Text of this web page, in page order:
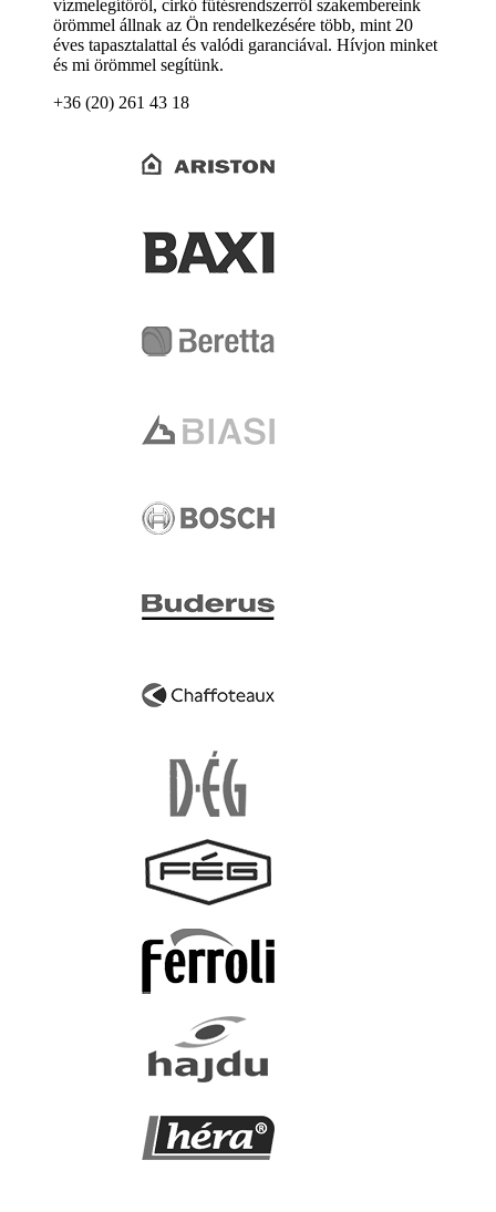
vízmelegítőről, cirkó fűtésrendszerről szakembereink
örömmel állnak az Ön rendelkezésére több, mint 20
éves tapasztalattal és valódi garanciával. Hívjon minket
és mi örömmel segítünk.
+36 (20) 261 43 18